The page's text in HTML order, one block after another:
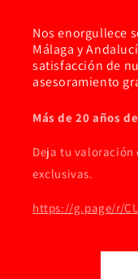
Nos enorgullece
Málaga y
satisfacción de
asesoramiento
Más de 20 años
Deja tu valoración
exclusivas.
https://g.page/r/